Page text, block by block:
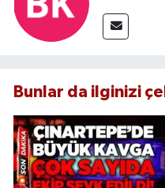
Bunlar da ilginizi